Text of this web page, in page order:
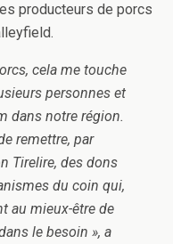
producteurs de porcs
cela me touche
personnes et
dans notre région.
remettre, par
Tirelire, des dons
du coin qui,
au mieux-être de
le besoin », a